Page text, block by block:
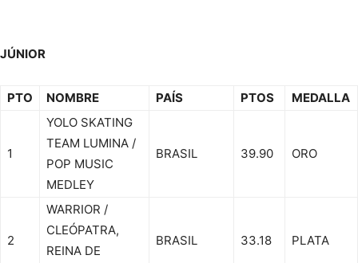
JÚNIOR
PTO NOMBRE PAÍS PTOS MEDALLA
1
YOLO SKATING
TEAM LUMINA /
POP MUSIC
MEDLEY
BRASIL 39.90 ORO
2
WARRIOR /
CLEÓPATRA,
REINA DE
BRASIL 33.18 PLATA